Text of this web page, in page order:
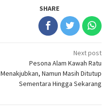
SHARE
Next post
Pesona Alam Kawah Ratu
Menakjubkan, Namun Masih Ditutup
Sementara Hingga Sekarang